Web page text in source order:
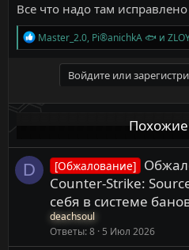
Все что надо там
Р
е
Master_2.0, Pi®anichkA 🐟 и
Войдите или
D [Обжалование]
Counter-Strike:
себя в системе
deachsoul
Ответы 8 5 Июл 2026